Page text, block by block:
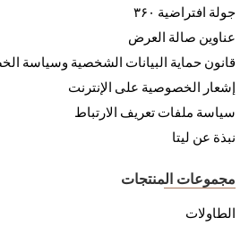
جولة افتراضية ۳۶۰
عناوين صالة العرض
قانون حماية البيانات الشخصية وسياسة
إشعار الخصوصية على الإنترنت
سياسة ملفات تعريف الارتباط
نبذة عن ليتا
مجموعات المنتجات
الطاولات